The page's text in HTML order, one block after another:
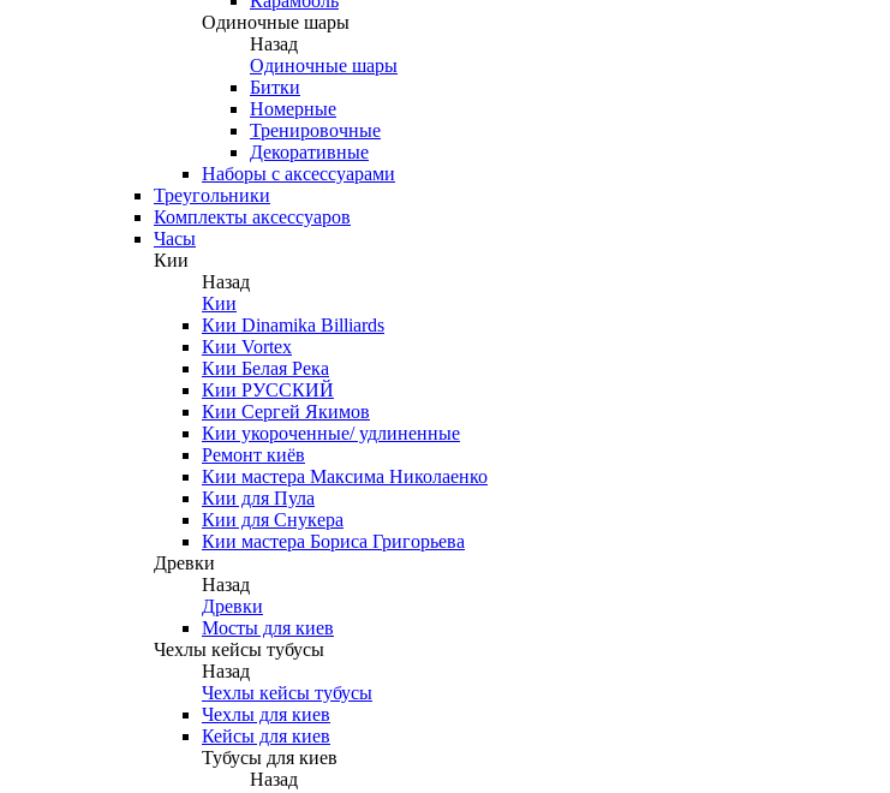
Одиночные шары
Назад
Одиночные шары
Битки
Номерные
Тренировочные
Декоративные
Наборы с аксессуарами
Треугольники
Комплекты аксессуаров
Часы
Кии
Назад
Кии
Кии Dinamika Billiards
Кии Vortex
Кии Белая Река
Кии РУССКИЙ
Кии Сергей Якимов
Кии укороченные/ удлиненные
Ремонт киёв
Кии мастера Максима Николаенко
Кии для Пула
Кии для Снукера
Кии мастера Бориса Григорьева
Древки
Назад
Древки
Мосты для киев
Чехлы кейсы тубусы
Назад
Чехлы кейсы тубусы
Чехлы для киев
Кейсы для киев
Тубусы для киев
Назад